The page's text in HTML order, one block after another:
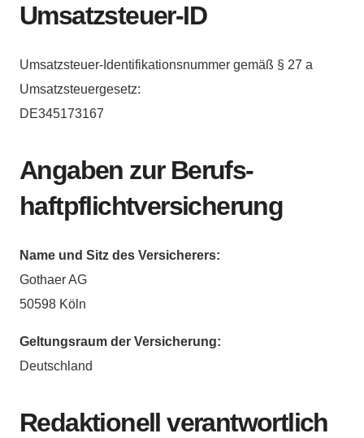
Umsatzsteuer-ID
Umsatzsteuer-Identifikationsnummer gemäß § 27 a
Umsatzsteuergesetz:
DE345173167
Angaben zur Berufs­
haftpflicht­versicherung
Name und Sitz des Versicherers:
Gothaer AG
50598 Köln
Geltungsraum der Versicherung:
Deutschland
Redaktionell verantwortlich